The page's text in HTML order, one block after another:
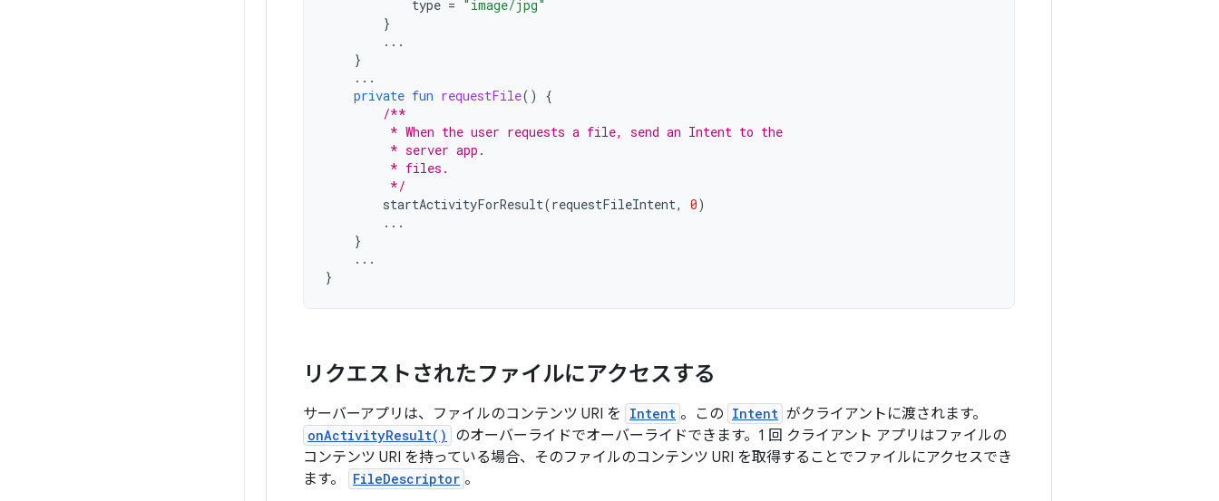
type = "image/jpg"
}
...
}
...
private fun requestFile()
{
/**
         * When the user requests a file, send an Intent to the
         * server app.
         * files.
         */
startActivityForResult(requestFileIntent, 0)
...
}
...
}
リクエストされたファイルにアクセスする
サーバーアプリは、ファイルのコンテンツ URI を Intent 。この Intent がクライアントに渡されます。
onActivityResult()
のオーバーライドでオーバーライドできます。1 回 クライアント アプリはファイルの
コンテンツ URI を持っている場合、そのファイルのコンテンツ URI を取得することでファイルにアクセスでき
ます。
FileDescriptor 。